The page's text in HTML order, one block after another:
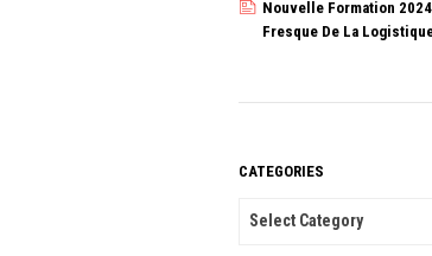
Nouvelle Formation
Fresque De La
CATEGORIES
CATEGORIES